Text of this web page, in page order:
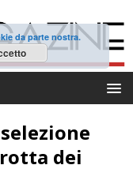
dei
da parte nostra.